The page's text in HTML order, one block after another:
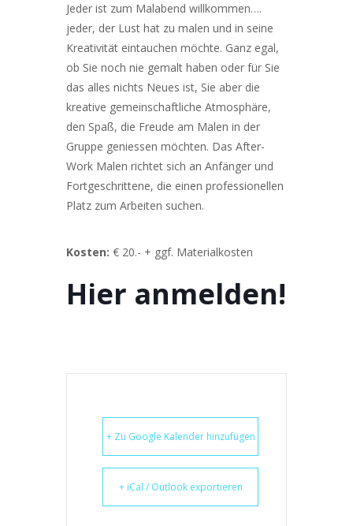
Jeder ist zum Malabend willkommen….
jeder, der Lust hat zu malen und in seine
Kreativität eintauchen möchte. Ganz egal,
ob Sie noch nie gemalt haben oder für Sie
das alles nichts Neues ist, Sie aber die
kreative gemeinschaftliche Atmosphäre,
den Spaß, die Freude am Malen in der
Gruppe geniessen möchten. Das After-
Work Malen richtet sich an Anfänger und
Fortgeschrittene, die einen professionellen
Platz zum Arbeiten suchen.
Kosten: € 20.- + ggf. Materialkosten
Hier anmelden!
+ Zu Google Kalender hinzufügen
+ iCal / Outlook exportieren